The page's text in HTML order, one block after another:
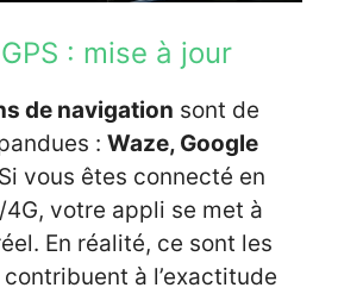
: mise à jour
de navigation sont de
: Waze, Google
vous êtes connecté en
votre appli se met à
En réalité, ce sont les
à l’exactitude